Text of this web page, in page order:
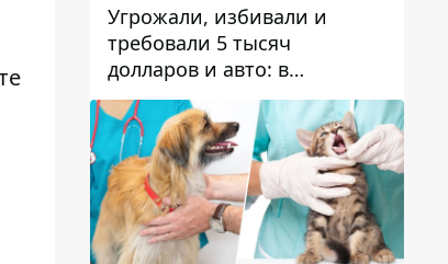
Угрожали, избивали и
требовали 5 тысяч
долларов и авто: в
Павлограде задержали двух
мужчин